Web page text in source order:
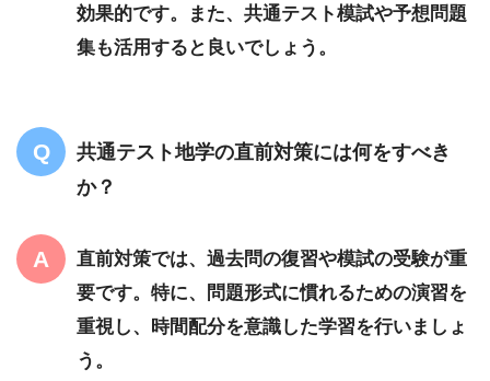
効果的です。また、共通テスト模試や予想問題
集も活用すると良いでしょう。
共通テスト地学の直前対策には何をすべき
か？
直前対策では、過去問の復習や模試の受験が重
要です。特に、問題形式に慣れるための演習を
重視し、時間配分を意識した学習を行いましょ
う。